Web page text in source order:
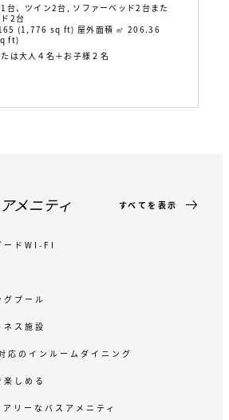
台、ツイン2台, ソファーベッド2台また
2台
(1,776 sq ft) 屋外面積 ㎡ 206.36
ft)
は大人４名＋お子様２名
メニティ すべてを表示
ードWI-FI
グプール
ネス施設
応のインルームダイニング
楽しめる
アリーなバスアメニティ